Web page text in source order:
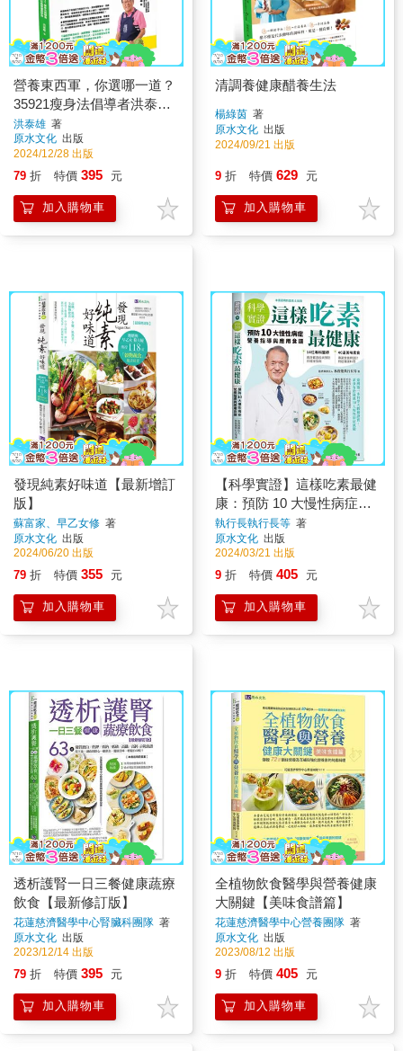
營養東西軍，你選哪一道？
35921瘦身法倡導者洪泰雄
教你選擇優質飲食
洪泰雄 著
原水文化 出版
2024/12/28 出版
79 折 特價 395 元
加入購物車
清調養健康醋養生法
楊綠茵 著
原水文化 出版
2024/09/21 出版
9 折 特價 629 元
加入購物車
發現純素好味道【最新增訂
版】
蘇富家、早乙女修 著
原水文化 出版
2024/06/20 出版
79 折 特價 355 元
加入購物車
【科學實證】這樣吃素最健
康：預防 10 大慢性病症營
養指導與應用食譜
執行長執行長等 著
原水文化 出版
2024/03/21 出版
9 折 特價 405 元
加入購物車
透析護腎一日三餐健康蔬療
飲食【最新修訂版】
花蓮慈濟醫學中心腎臟科團隊 著
原水文化 出版
2023/12/14 出版
79 折 特價 395 元
加入購物車
全植物飲食醫學與營養健康
大關鍵【美味食譜篇】
花蓮慈濟醫學中心營養團隊 著
原水文化 出版
2023/08/12 出版
9 折 特價 405 元
加入購物車